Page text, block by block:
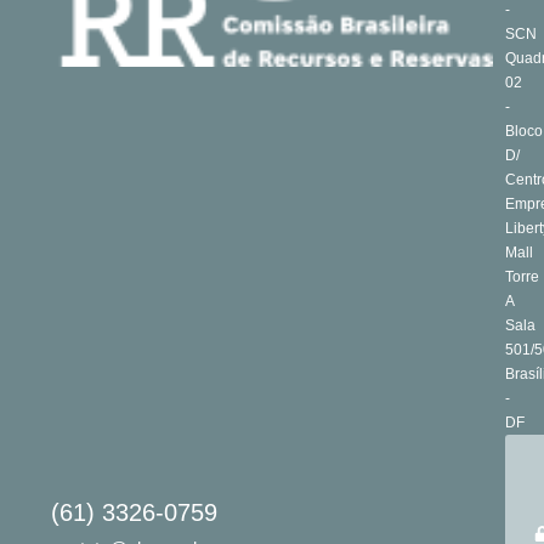
(61) 3326-0759
-
SCN
02
-
Bloco
D/
Mall
Torre
A
Sala
501/
-
DF